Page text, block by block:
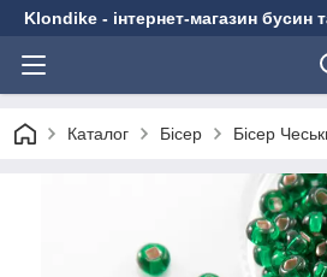
Klondike - інтернет-магазин бусин
Каталог Бісер Бісер